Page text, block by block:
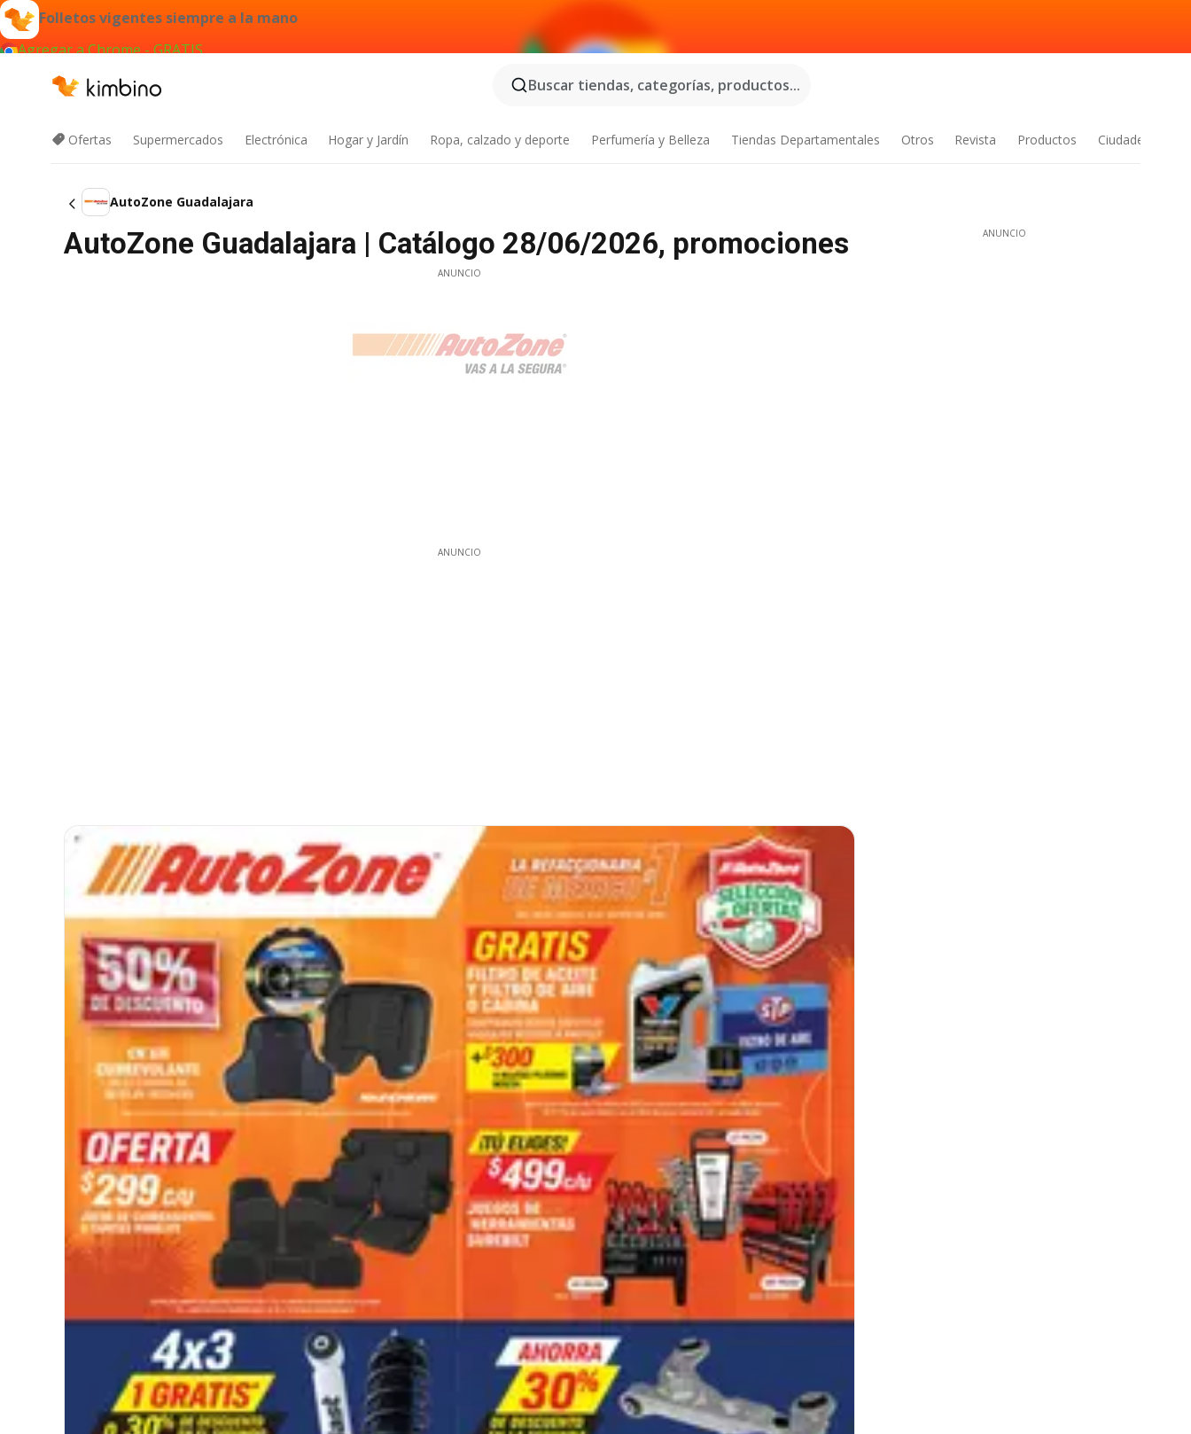
Folletos vigentes siempre a la mano
Agregar a Chrome - GRATIS
Buscar tiendas, categorías, productos...
Ofertas Supermercados Electrónica Hogar y Jardín Ropa, calzado y deporte Perfumería y Belleza Tiendas Departamentales Otros Revista Productos Ciudades
AutoZone Guadalajara
AutoZone Guadalajara | Catálogo 28/06/2026, promociones
ANUNCIO
ANUNCIO
ANUNCIO